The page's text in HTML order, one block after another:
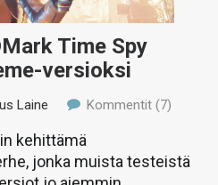
Time Spy
versioksi
Laine Kommentit (7)
kehittämä
jonka muista testeistä